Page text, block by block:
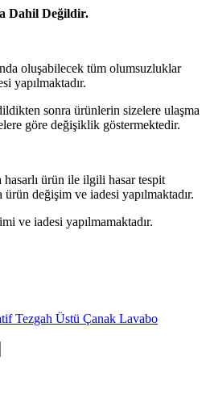
Dahil Değildir.
oluşabilecek tüm olumsuzluklar
yapılmaktadır.
sonra ürünlerin sizelere ulaşma
göre değişiklik göstermektedir.
ürün ile ilgili hasar tespit
ürün değişim ve iadesi yapılmaktadır.
ve iadesi yapılmamaktadır.
Tezgah Üstü Çanak Lavabo